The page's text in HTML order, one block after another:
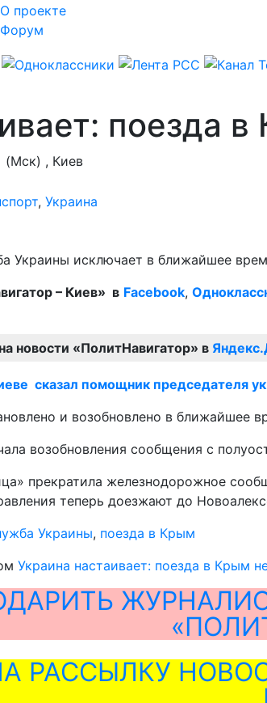
О проекте
Форум
поезда
(Мск) , Киев
, Украина
Украины исключает в ближайшее
– Киев» в Facebook,
новости «ПолитНавигатор» в
сказал помощник председателя
и возобновлено в ближайшее
возобновления сообщения с
прекратила железнодорожное
теперь доезжают до
Украины, поезда в Крым
Украина настаивает: поезда в Крым
РАССЫЛКУ